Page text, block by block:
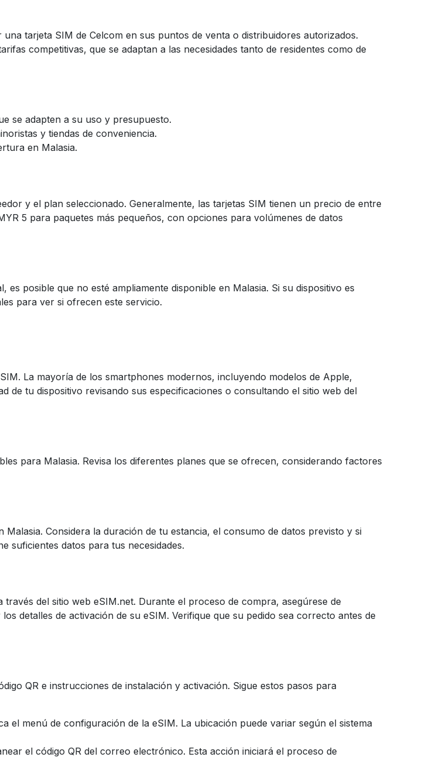
tarjeta SIM de Celcom en sus puntos de venta o distribuidores autorizados.
competitivas, que se adaptan a las necesidades tanto de residentes como de
se adapten a su uso y presupuesto.
y tiendas de conveniencia.
en Malasia.
y el plan seleccionado. Generalmente, las tarjetas SIM tienen un precio de entre
5 para paquetes más pequeños, con opciones para volúmenes de datos
posible que no esté ampliamente disponible en Malasia. Si su dispositivo es
para ver si ofrecen este servicio.
La mayoría de los smartphones modernos, incluyendo modelos de Apple,
de tu dispositivo revisando sus especificaciones o consultando el sitio web del
para Malasia. Revisa los diferentes planes que se ofrecen, considerando factores
Considera la duración de tu estancia, el consumo de datos previsto y si
suficientes datos para tus necesidades.
del sitio web eSIM.net. Durante el proceso de compra, asegúrese de
detalles de activación de su eSIM. Verifique que su pedido sea correcto antes de
QR e instrucciones de instalación y activación. Sigue estos pasos para
el menú de configuración de la eSIM. La ubicación puede variar según el sistema
el código QR del correo electrónico. Esta acción iniciará el proceso de